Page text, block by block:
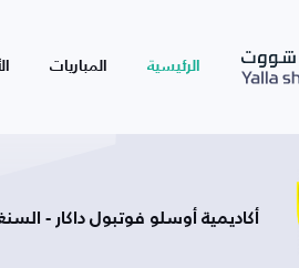
الرئيسية المباريات
أكاديمية أوسلو فوتبول داكار -